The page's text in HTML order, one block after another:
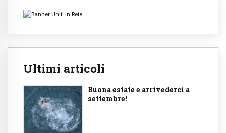
Ultimi articoli
Buona estate e arrivederci a
settembre!